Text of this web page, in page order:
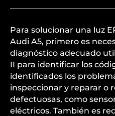
Para solucionar una luz
Audi A5, primero es
diagnóstico adecuado
II para identificar los
identificados los
inspeccionar y reparar o
defectuosas, como
eléctricos. También es